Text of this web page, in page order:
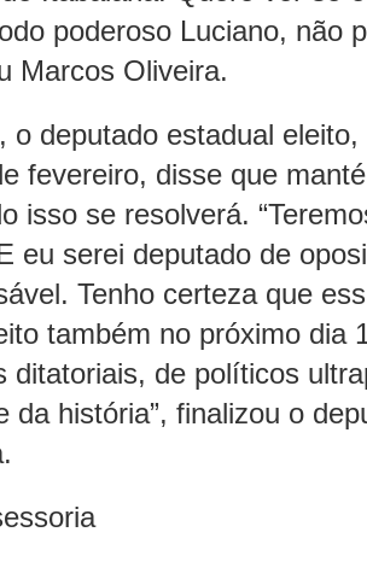
poderoso Luciano, não
Marcos Oliveira.
o deputado estadual
fevereiro, disse que
isso se resolverá.
eu serei deputado de
Tenho certeza que
também no próximo dia
ditatoriais, de políticos
da história”, finalizou o